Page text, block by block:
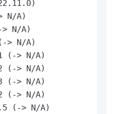
N/A)
N/A)
> N/A)
(-> N/A)
(-> N/A)
(-> N/A)
(-> N/A)
(-> N/A)